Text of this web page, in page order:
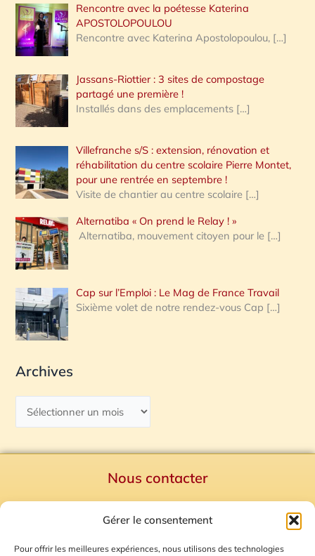
Gérer le consentement
Pour offrir les meilleures expériences, nous utilisons des technologies
Rencontre avec la poétesse Katerina
APOSTOLOPOULOU
Rencontre avec Katerina Apostolopoulou, […]
Jassans-Riottier : 3 sites de compostage
partagé une première !
Installés dans des emplacements […]
Villefranche s/S : extension, rénovation et
réhabilitation du centre scolaire Pierre Montet,
pour une rentrée en septembre !
Visite de chantier au centre scolaire […]
Alternatiba « On prend le Relay ! »
Alternatiba, mouvement citoyen pour le […]
Cap sur l’Emploi : Le Mag de France Travail
Sixième volet de notre rendez-vous Cap […]
Archives
Nous contacter
Mentions Légales
Plan du site